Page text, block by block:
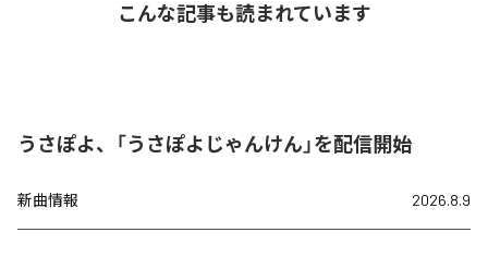
こんな記事も読まれています
うさぽよ、「うさぽよじゃんけん」を配信開始
新曲情報 2026.8.9